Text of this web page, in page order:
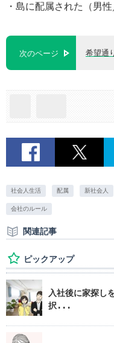
・島に配属された（男性
次のページ 希望通
社会人生活 配属 新社会人
会社のルール
関連記事
ピックアップ
入社後に家探し
択...